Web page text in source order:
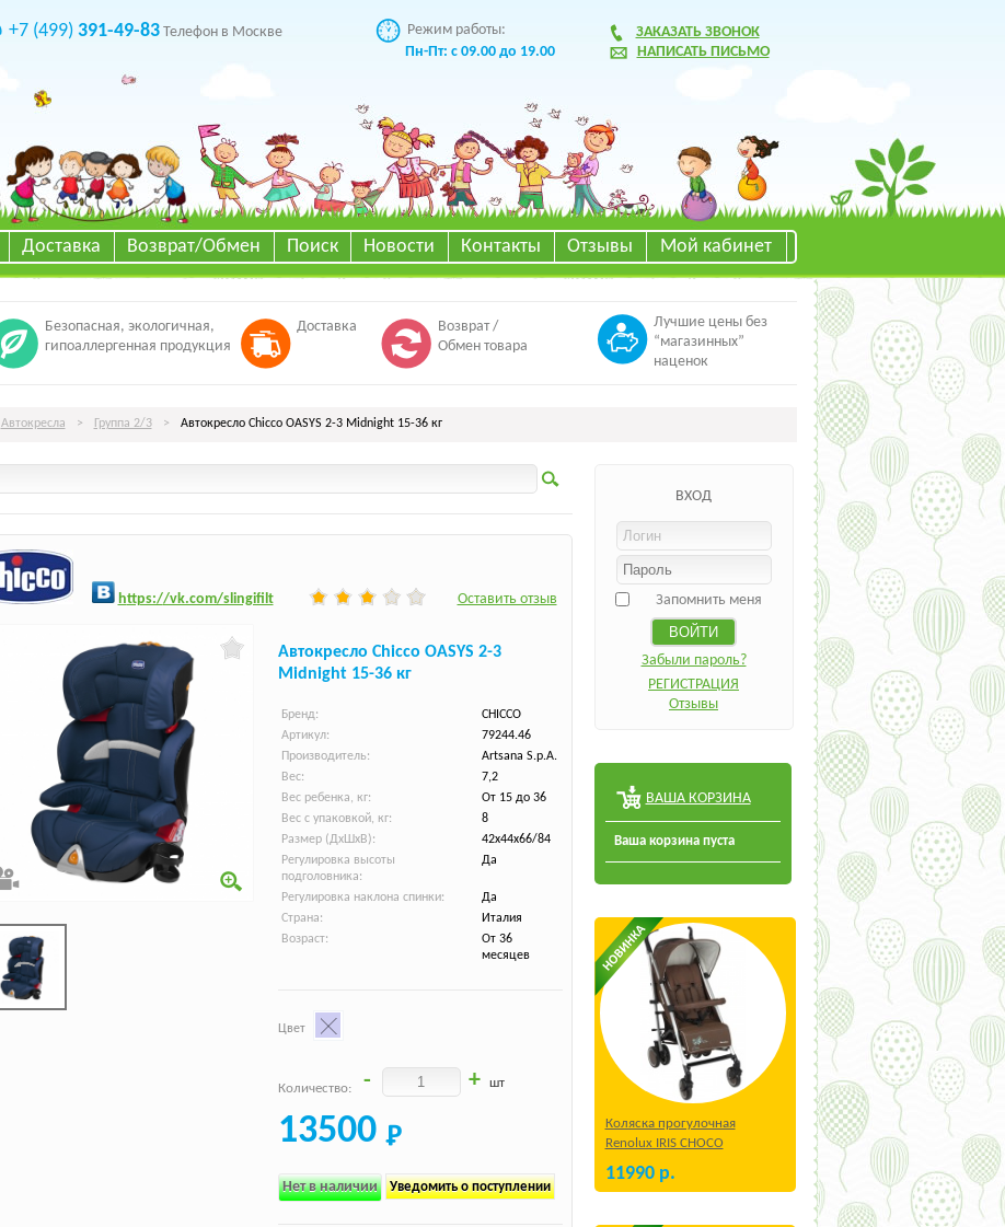
+7 (499) 391-49-83Телефон в Москве
Режим работы:
Пн-Пт: с 09.00 до 19.00
ЗАКАЗАТЬ ЗВОНОК
НАПИСАТЬ ПИСЬМО
Доставка Возврат/Обмен Поиск Новости Контакты Отзывы Мой кабинет
Безопасная, экологичная,
гипоаллергенная продукция
Доставка
Возврат /
Обмен товара
Лучшие цены без
“магазинных”
наценок
Автокресла > Группа 2/3 > Автокресло Chicco OASYS 2-3 Midnight 15-36 кг
https://vk.com/slingifilt Оставить отзыв
Автокресло Chicco OASYS 2-3
Midnight 15-36 кг
Бренд:
CHICCO
Артикул:
79244.46
Производитель:
Artsana S.p.A.
Вес:
7,2
Вес ребенка, кг:
От 15 до 36
Вес с упаковкой, кг:
8
Размер (ДхШхВ):
42х44х66/84
Регулировка высоты
подголовника:
Да
Регулировка наклона спинки:
Да
Страна:
Италия
Возраст:
От 36
месяцев
Цвет
Количество: - + шт
13500
Нет в наличии Уведомить о поступлении
ВХОД
Запомнить меня
Забыли пароль?
РЕГИСТРАЦИЯ
Отзывы
ВАША КОРЗИНА
Ваша корзина пуста
Коляска прогулочная
Renolux IRIS CHOCO
11990 р.